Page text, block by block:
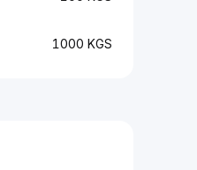
1000 KGS